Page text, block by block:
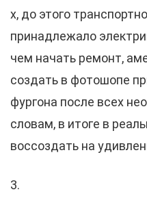
х, до этого
принадлежало
чем начать ремонт,
создать в фотошопе
фургона после всех
словам, в итоге в
воссоздать на
3.